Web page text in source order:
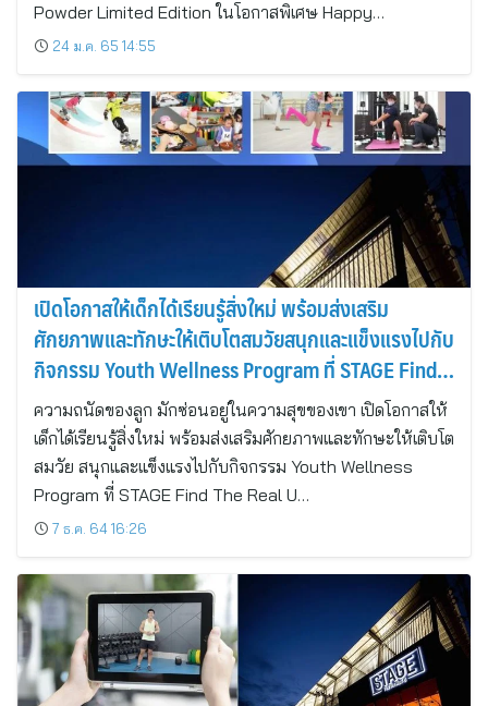
Powder Limited Edition ในโอกาสพิเศษ Happy…
24 ม.ค. 65 14:55
เปิดโอกาสให้เด็กได้เรียนรู้สิ่งใหม่ พร้อมส่งเสริม
ศักยภาพและทักษะให้เติบโตสมวัยสนุกและแข็งแรงไปกับ
กิจกรรม Youth Wellness Program ที่ STAGE Find
The Real U
ความถนัดของลูก มักซ่อนอยู่ในความสุขของเขา เปิดโอกาสให้
เด็กได้เรียนรู้สิ่งใหม่ พร้อมส่งเสริมศักยภาพและทักษะให้เติบโต
สมวัย สนุกและแข็งแรงไปกับกิจกรรม Youth Wellness
Program ที่ STAGE Find The Real U…
7 ธ.ค. 64 16:26